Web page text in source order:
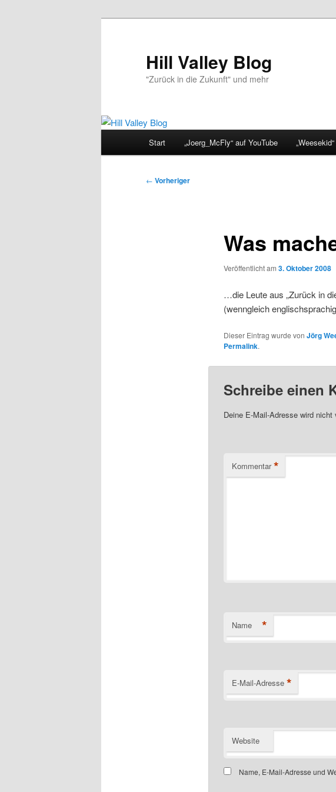
Hill Valley Blog
"Zurück in die Zukunft" und mehr
Start „Joerg_McFly“ auf YouTube
Beitragsnavigation
← Vorheriger
Was
Veröffentlicht am 3. Oktober 2008
…die Leute aus „Zurück in
(wenngleich
Dieser Eintrag wurde von Jörg
Permalink.
Schreibe einen
Deine E-Mail-Adresse wird nicht
Kommentar *
Name *
E-Mail-Adresse *
Website
Name, E-Mail-Adresse und